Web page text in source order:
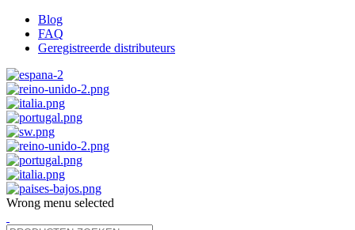
Blog
FAQ
Geregistreerde distributeurs
Wrong menu selected